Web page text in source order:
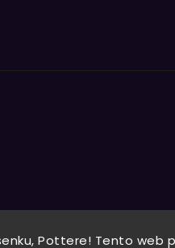
Pottere! Tento web